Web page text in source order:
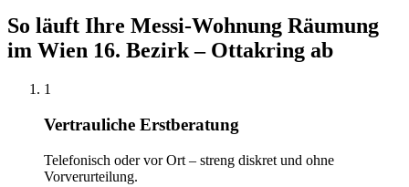
So läuft Ihre Messi-Wohnung Räumung
im Wien 16. Bezirk – Ottakring ab
1
Vertrauliche Erstberatung
Telefonisch oder vor Ort – streng diskret und ohne
Vorverurteilung.